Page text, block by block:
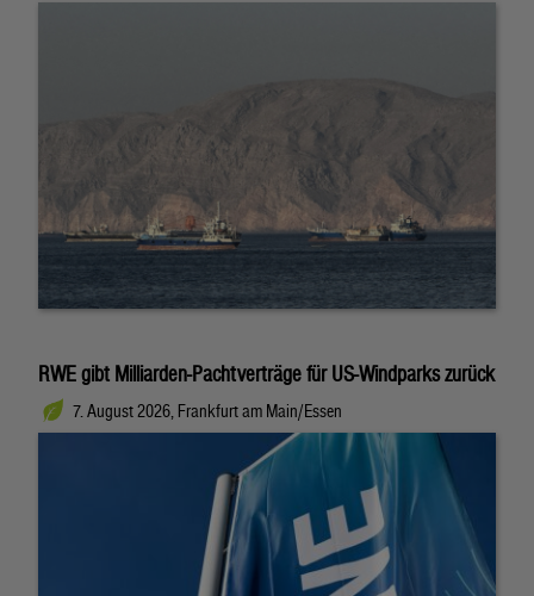
RWE gibt Milliarden-Pachtverträge für US-Windparks zurück
7. August 2026, Frankfurt am Main/Essen